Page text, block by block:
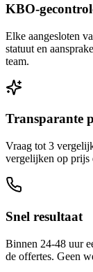
KBO-
Elke aangesloten
statuut en
team.
Transparante
Vraag tot 3
vergelijken op prijs
Snel resultaat
Binnen 24-48 uur
de offertes. Geen